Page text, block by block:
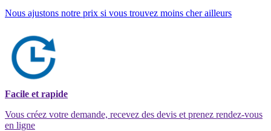
Nous ajustons notre prix si vous trouvez moins cher ailleurs
Facile et rapide
Vous créez votre demande, recevez des devis et prenez rendez-vous
en ligne